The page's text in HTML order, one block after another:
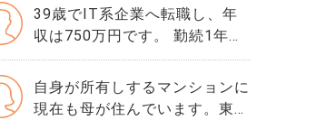
た。 思い当たるのは、数年前
にクレジットカードの引き落と
しが1回だけ遅れたことくらい
です。 ローンやリボ払いもあ
りませんし、借入はほぼゼロで
ちゃんと確認してから、次の審
査に申し込んだ方がいいです
か？ 他にりそな銀行かSBI新生
銀行で考えています。 この2つ
の銀行の審査基準や違いなど
39歳でIT系企業へ転職し、年
収は750万円です。 勤続1年未
満ですが、6,500万円の中古マ
ンションを検討しています。
頭金は700万円、返済は月13万
自身が所有しするマンションに
現在も母が住んでいます。東京